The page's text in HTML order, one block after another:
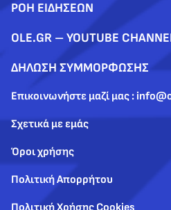
ΡΟΗ ΕΙΔΗΣΕΩΝ
OLE.GR – YOUTUBE
ΔΗΛΩΣΗ ΣΥΜΜΟΡΦΩΣΗΣ
Επικοινωνήστε μαζί μας :
Σχετικά με εμάς
Όροι χρήσης
Πολιτική Απορρήτου